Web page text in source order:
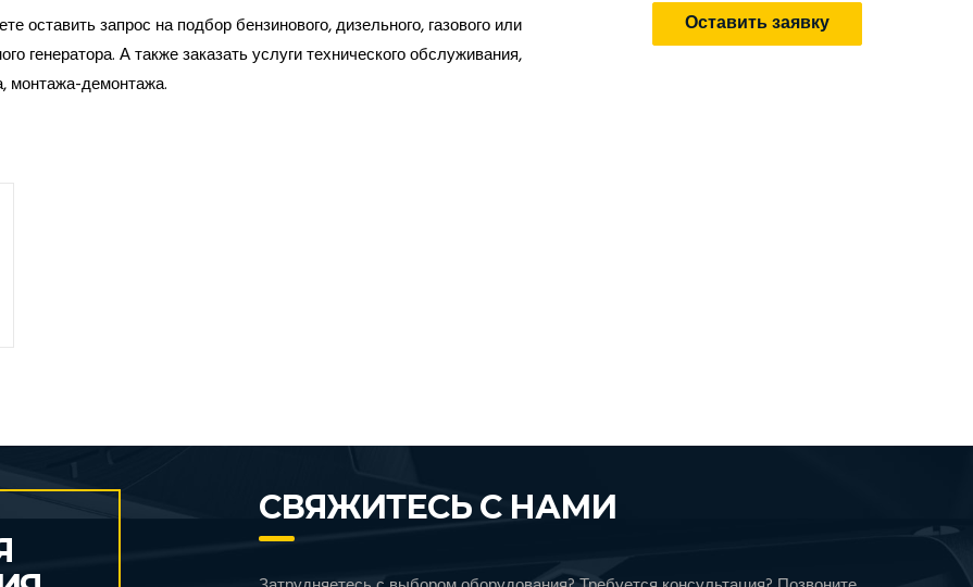
оставить запрос на подбор бензинового, дизельного, газового или
генератора. А также заказать услуги технического обслуживания,
монтажа-демонтажа.
Оставить заявку
СВЯЖИТЕСЬ С НАМИ